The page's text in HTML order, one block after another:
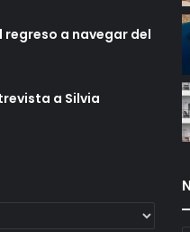
regreso a navegar del
a Silvia